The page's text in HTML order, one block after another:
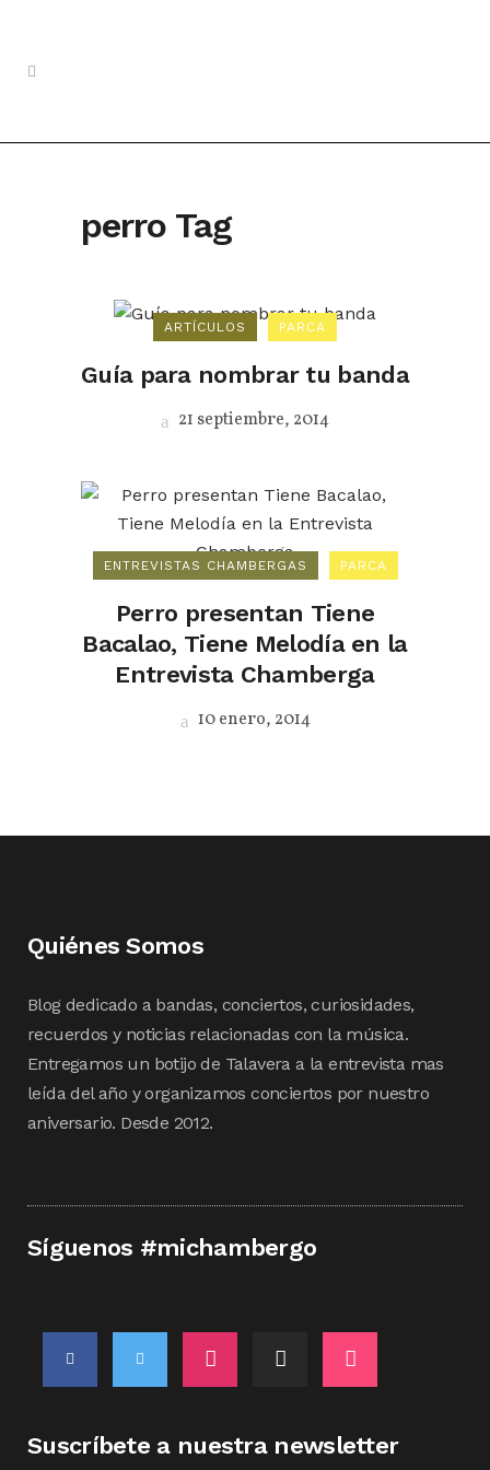
perro Tag
ARTÍCULOS PARCA
Guía para nombrar tu banda
21 septiembre, 2014
ENTREVISTAS CHAMBERGAS PARCA
Perro presentan Tiene
Bacalao, Tiene Melodía en la
Entrevista Chamberga
10 enero, 2014
Quiénes Somos
Blog dedicado a bandas, conciertos, curiosidades,
recuerdos y noticias relacionadas con la música.
Entregamos un botijo de Talavera a la entrevista mas
leída del año y organizamos conciertos por nuestro
aniversario. Desde 2012.
Síguenos #michambergo
Suscríbete a nuestra newsletter